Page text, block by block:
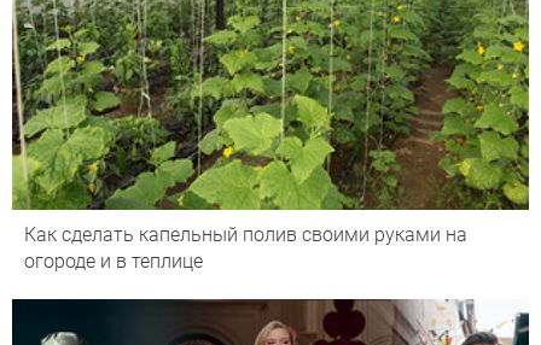
Как сделать капельный полив своими руками на
огороде и в теплице